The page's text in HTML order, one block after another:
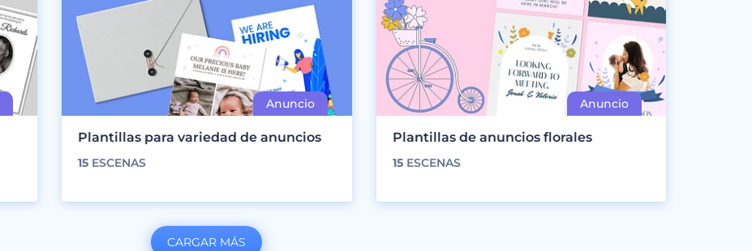
Plantillas para variedad de anuncios
15 ESCENAS
Plantillas de anuncios florales
15ESCENAS
CARGAR MÁS